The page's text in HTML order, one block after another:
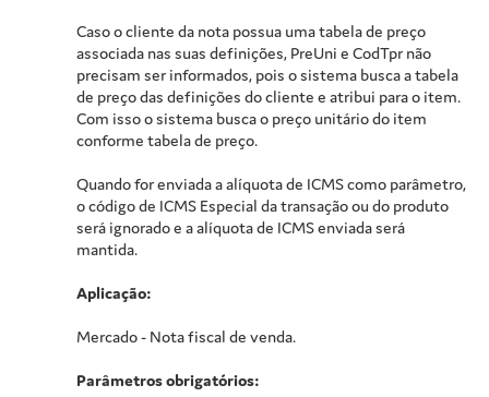
Caso o cliente da nota possua uma tabela de preço
associada nas suas definições, PreUni e CodTpr não
precisam ser informados, pois o sistema busca a tabela
de preço das definições do cliente e atribui para o item.
Com isso o sistema busca o preço unitário do item
conforme tabela de preço.
Quando for enviada a alíquota de ICMS como parâmetro,
o código de ICMS Especial da transação ou do produto
será ignorado e a alíquota de ICMS enviada será
mantida.
Aplicação:
Mercado - Nota fiscal de venda.
Parâmetros obrigatórios: